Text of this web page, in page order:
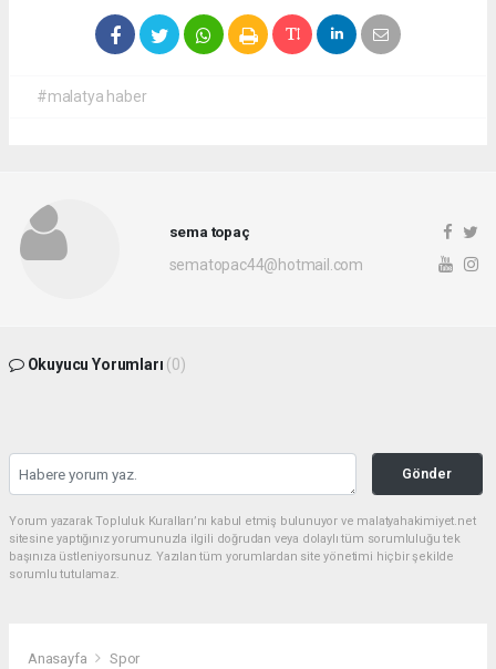
#malatya haber
sema topaç
sematopac44@hotmail.com
Okuyucu Yorumları (0)
Gönder
Yorum yazarak Topluluk Kuralları’nı kabul etmiş bulunuyor ve malatyahakimiyet.net
sitesine yaptığınız yorumunuzla ilgili doğrudan veya dolaylı tüm sorumluluğu tek
başınıza üstleniyorsunuz. Yazılan tüm yorumlardan site yönetimi hiçbir şekilde
sorumlu tutulamaz.
Anasayfa Spor